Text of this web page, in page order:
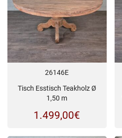
26146E
Tisch Esstisch Teakholz Ø
1,50 m
1.499,00€